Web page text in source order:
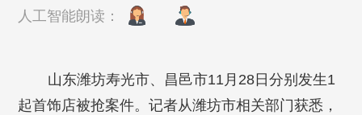
人工智能朗读：
山东潍坊寿光市、昌邑市11月28日分别发生1
起首饰店被抢案件。记者从潍坊市相关部门获悉，